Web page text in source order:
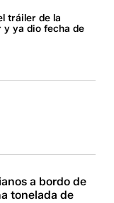
tráiler de la
y ya dio fecha de
a bordo de
tonelada de